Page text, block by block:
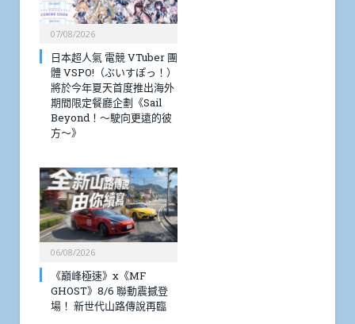
07/08/2026
日本超人氣 電競 VTuber 團
體 VSPO!（ぶいすぽっ！）
將於今年夏天首度推出海外
期間限定餐廳企劃《Sail
Beyond！～駛向更遠的彼
方～》
06/08/2026
《巔峰極速》x《MF
GHOST》8/6 聯動震撼登
場！ 新世代山路傳說再臨